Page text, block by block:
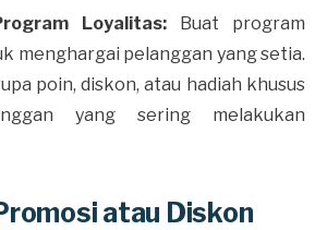
Loyalitas: Buat program
menghargai pelanggan yang setia.
poin, diskon, atau hadiah khusus
yang sering melakukan
atau Diskon